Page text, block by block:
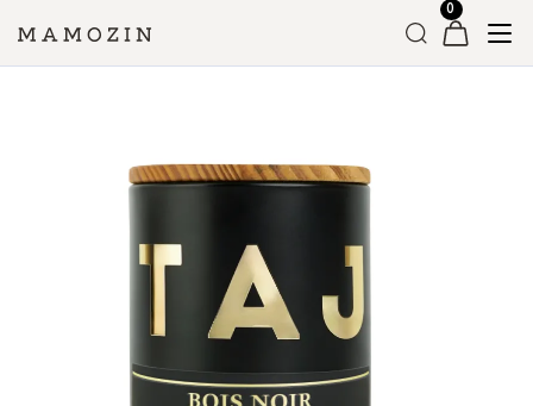
Головна » Магазин